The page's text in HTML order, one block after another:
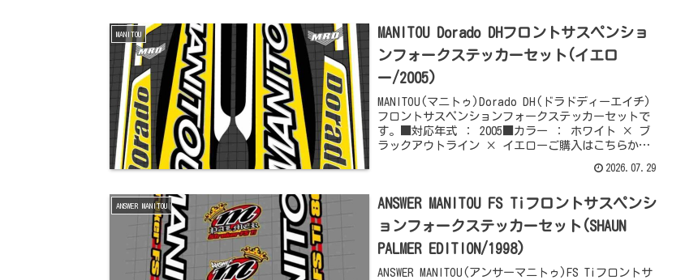
MANITOU
MANITOU Dorado DHフロントサスペンショ
ンフォークステッカーセット(イエロ
ー/2005)
MANITOU(マニトゥ)Dorado DH(ドラドディーエイチ)
フロントサスペンションフォークステッカーセットで
す。■対応年式 ： 2005■カラー ： ホワイト × ブ
ラックアウトライン × イエローご購入はこちらから
2026.07.29
ANSWER MANITOU
ANSWER MANITOU FS Tiフロントサスペンシ
ョンフォークステッカーセット(SHAUN
PALMER EDITION/1998)
ANSWER MANITOU(アンサーマニトゥ)FS Tiフロントサ